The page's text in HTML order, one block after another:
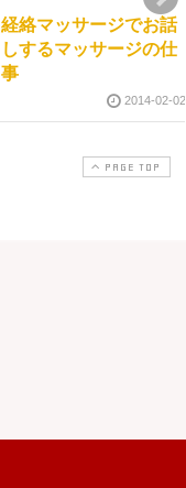
経絡マッサージでお話
しするマッサージの仕
事
2014-02-02
PAGE TOP